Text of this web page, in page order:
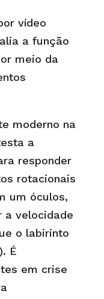
vídeo
a função
meio da
moderno na
a
responder
rotacionais
um óculos,
a velocidade
o labirinto
É
em crise